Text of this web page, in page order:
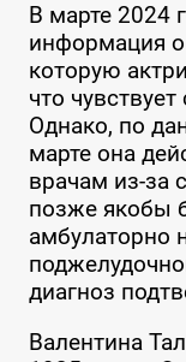
В марте 2024
информация
которую
что
Однако, по
марте она
врачам из-за
позже якобы
амбулаторно
диагноз
Валентина